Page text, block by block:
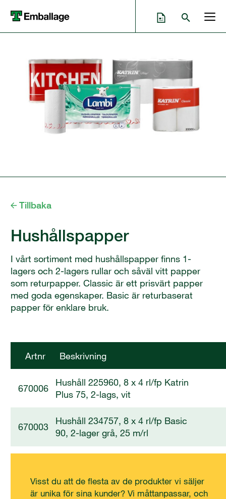
Tillbaka
Hushållspapper
I vårt sortiment med hushållspapper finns 1-
lagers och 2-lagers rullar och såväl vitt papper
som returpapper. Classic är ett prisvärt papper
med goda egenskaper. Basic är returbaserat
papper för enklare bruk.
Artnr Beskrivning
670006
Hushåll 225960, 8 x 4 rl/fp Katrin
Plus 75, 2-lags, vit
670003
Hushåll 234757, 8 x 4 rl/fp Basic
90, 2-lager grå, 25 m/rl
Visst du att de flesta av de produkter vi säljer
är unika för sina kunder? Vi måttanpassar, och